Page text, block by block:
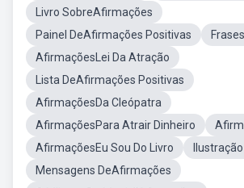
Livro SobreAfirmações
Painel DeAfirmações Positivas
AfirmaçõesLei Da Atração
Lista DeAfirmações Positivas
AfirmaçõesDa Cleópatra
AfirmaçõesPara Atrair Dinheiro
AfirmaçõesEu Sou Do Livro
Mensagens DeAfirmações